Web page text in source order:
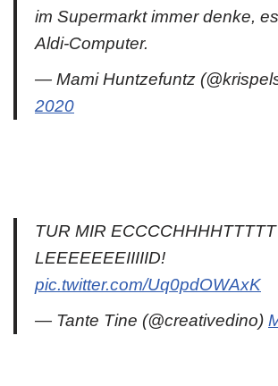
im Supermarkt immer denke,
Aldi-Computer.
— Mami Huntzefuntz
2020
TUR MIR ECCCCHHHHTTTTT
LEEEEEEEIIIIID!
pic.twitter.com/Uq0pdOWAxK
— Tante Tine (@creativedino)